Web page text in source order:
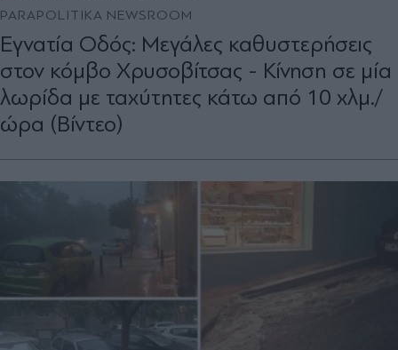
PARAPOLITIKA NEWSROOM
Εγνατία Οδός: Μεγάλες καθυστερήσεις
στον κόμβο Χρυσοβίτσας - Κίνηση σε μία
λωρίδα με ταχύτητες κάτω από 10 χλμ./
ώρα (Βίντεο)